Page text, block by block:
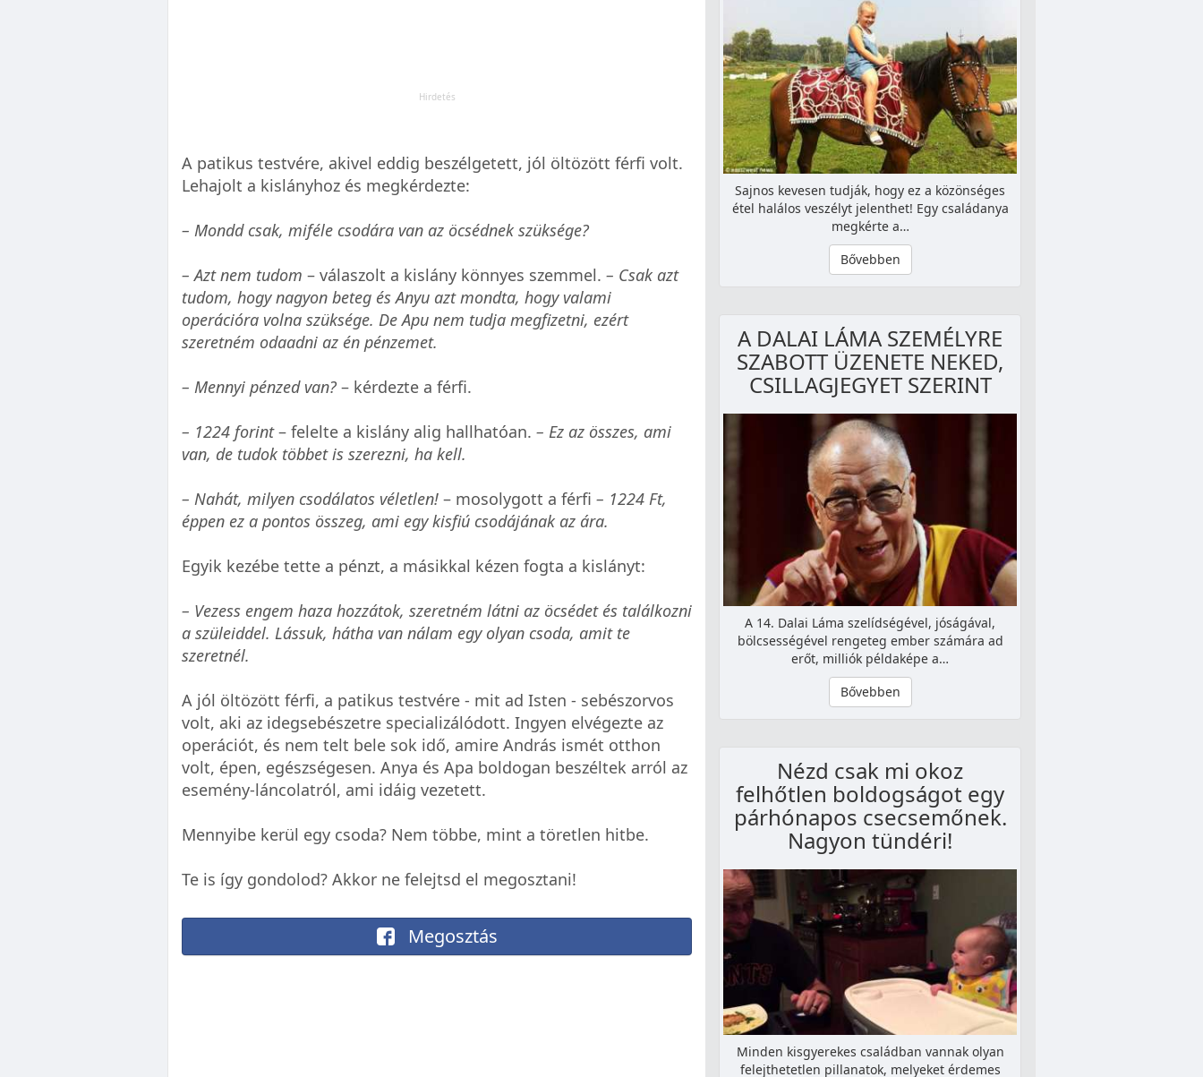
A patikus testvére, akivel eddig beszélgetett, jól öltözött férfi volt.
Lehajolt a kislányhoz és megkérdezte:
– Mondd csak, miféle csodára van az öcsédnek szüksége?
– Azt nem tudom – válaszolt a kislány könnyes szemmel. – Csak azt
tudom, hogy nagyon beteg és Anyu azt mondta, hogy valami
operációra volna szüksége. De Apu nem tudja megfizetni, ezért
szeretném odaadni az én pénzemet.
– Mennyi pénzed van? – kérdezte a férfi.
– 1224 forint– felelte a kislány alig hallhatóan. – Ez az összes, ami
van, de tudok többet is szerezni, ha kell.
– Nahát, milyen csodálatos véletlen! – mosolygott a férfi – 1224 Ft,
éppen ez a pontos összeg, ami egy kisfiú csodájának az ára.
Egyik kezébe tette a pénzt, a másikkal kézen fogta a kislányt:
– Vezess engem haza hozzátok, szeretném látni az öcsédet és találkozni
a szüleiddel. Lássuk, hátha van nálam egy olyan csoda, amit te
szeretnél.
A jól öltözött férfi, a patikus testvére - mit ad Isten - sebészorvos
volt, aki az idegsebészetre specializálódott. Ingyen elvégezte az
operációt, és nem telt bele sok idő, amire András ismét otthon
volt, épen, egészségesen. Anya és Apa boldogan beszéltek arról az
esemény-láncolatról, ami idáig vezetett.
Mennyibe kerül egy csoda? Nem többe, mint a töretlen hitbe.
Te is így gondolod? Akkor ne felejtsd el megosztani!
Megosztás
Sajnos kevesen tudják, hogy ez a közönséges
étel halálos veszélyt jelenthet! Egy családanya
megkérte a…
Bővebben
A DALAI LÁMA SZEMÉLYRE
SZABOTT ÜZENETE NEKED,
CSILLAGJEGYET SZERINT
A 14. Dalai Láma szelídségével, jóságával,
bölcsességével rengeteg ember számára ad
erőt, milliók példaképe a…
Bővebben
Nézd csak mi okoz
felhőtlen boldogságot egy
párhónapos csecsemőnek.
Nagyon tündéri!
Minden kisgyerekes családban vannak olyan
felejthetetlen pillanatok, melyeket érdemes